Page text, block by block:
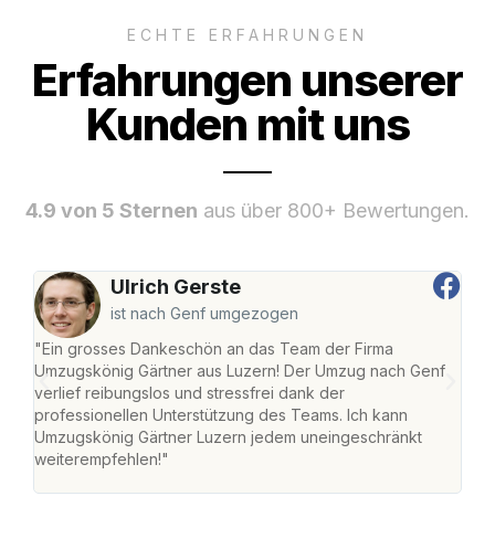
ECHTE ERFAHRUNGEN
Erfahrungen unserer
Kunden mit uns
4.9 von 5 Sternen aus über 800+ Bewertungen.
Ulrich Gerste
ist nach Genf umgezogen
"Ein grosses Dankeschön an das Team der Firma
Umzugskönig Gärtner aus Luzern! Der Umzug nach Genf
verlief reibungslos und stressfrei dank der
professionellen Unterstützung des Teams. Ich kann
Umzugskönig Gärtner Luzern jedem uneingeschränkt
weiterempfehlen!"